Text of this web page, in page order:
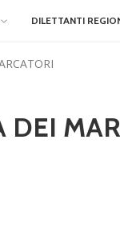
DILETTANTI
DEI